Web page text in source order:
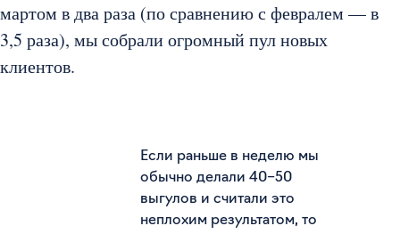
мартом в два раза (по сравнению с февралем — в
3,5 раза), мы собрали огромный пул новых
клиентов.
Если раньше в неделю мы
обычно делали 40–50
выгулов и считали это
неплохим результатом, то